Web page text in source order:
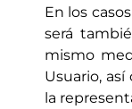
En los
será
mismo
Usuario,
la